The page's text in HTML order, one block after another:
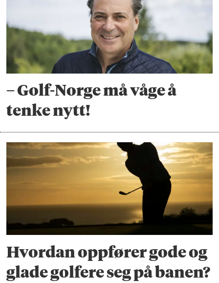
– Golf-Norge må våge å
tenke nytt!
Hvordan oppfører gode og
glade golfere seg på banen?